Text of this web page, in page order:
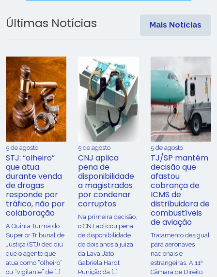
Últimas Notícias Mais Notícias
5 de agosto
STJ: “olheiro”
que atua
durante venda
de drogas
responde por
tráfico, não por
colaboração
A Quinta Turma do
Superior Tribunal de
Justiça (STJ) decidiu
que o agente que
atua como “olheiro”
ou “vigilante” de […]
5 de agosto
CNJ aplica
pena de
disponibilidade
a magistrados
por condenar
corruptos
Na primeira decisão,
o CNJ aplicou pena
de disponibilidade
de dois anos à juíza
da Lava-Jato
Gabriela Hardt
Punição da […]
5 de agosto
TJ/SP mantém
decisão que
afastou
cobrança de
ICMS de
distribuidora de
combustíveis
de aviação
Tratamento desigual
para aeronaves
nacionais e
estrangeiras. A 11ª
Câmara de Direito